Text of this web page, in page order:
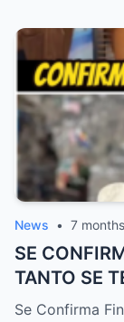
News • 7
SE
TANTO SE
TRISTE
Se Confirma